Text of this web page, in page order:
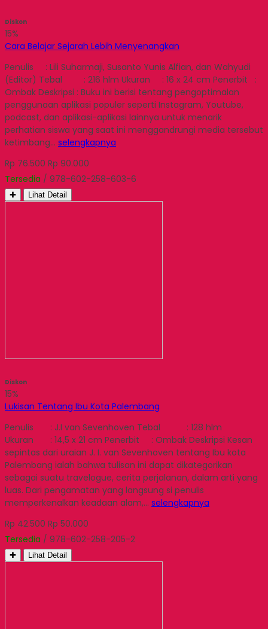
Diskon
15%
Cara Belajar Sejarah Lebih Menyenangkan
Penulis : Lili Suharmaji, Susanto Yunis Alfian, dan Wahyudi
(Editor) Tebal : 216 hlm Ukuran : 16 x 24 cm Penerbit :
Ombak Deskripsi : Buku ini berisi tentang pengoptimalan
penggunaan aplikasi populer seperti Instagram, Youtube,
podcast, dan aplikasi-aplikasi lainnya untuk menarik
perhatian siswa yang saat ini menggandrungi media tersebut
ketimbang… selengkapnya
Rp 76.500 Rp 90.000
Tersedia / 978-602-258-603-6
✚ Lihat Detail
Diskon
15%
Lukisan Tentang Ibu Kota Palembang
Penulis : J.I van Sevenhoven Tebal : 128 hlm
Ukuran : 14,5 x 21 cm Penerbit : Ombak Deskripsi Kesan
sepintas dari uraian J. I. van Sevenhoven tentang Ibu kota
Palembang ialah bahwa tulisan ini dapat dikategorikan
sebagai suatu travelogue, cerita perjalanan, dalam arti yang
luas. Dari pengamatan yang langsung si penulis
memperkenalkan keadaan alam,… selengkapnya
Rp 42.500 Rp 50.000
Tersedia / 978-602-258-205-2
✚ Lihat Detail